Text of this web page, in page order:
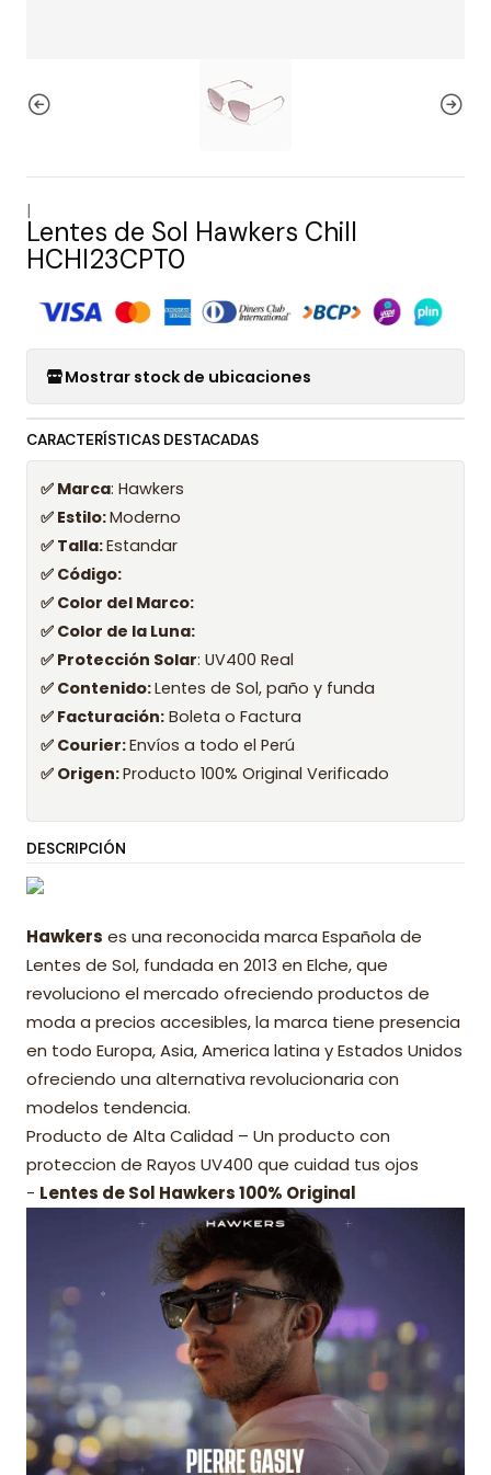
|
Lentes de Sol Hawkers Chill
HCHI23CPT0
Mostrar stock de ubicaciones
CARACTERÍSTICAS DESTACADAS
✅ Marca: Hawkers
✅ Estilo:Moderno
✅ Talla:Estandar
✅ Código:
✅ Color del Marco:
✅ Color de la Luna:
✅ Protección Solar: UV400 Real
✅ Contenido:Lentes de Sol, paño y funda
✅ Facturación: Boleta o Factura
✅ Courier:Envíos a todo el Perú
✅ Origen:Producto 100% Original Verificado
DESCRIPCIÓN
Hawkers es una reconocida marca Española de
Lentes de Sol, fundada en 2013 en Elche, que
revoluciono el mercado ofreciendo productos de
moda a precios accesibles, la marca tiene presencia
en todo Europa, Asia, America latina y Estados Unidos
ofreciendo una alternativa revolucionaria con
modelos tendencia.
Producto de Alta Calidad – Un producto con
proteccion de Rayos UV400 que cuidad tus ojos
- Lentes de Sol Hawkers 100% Original